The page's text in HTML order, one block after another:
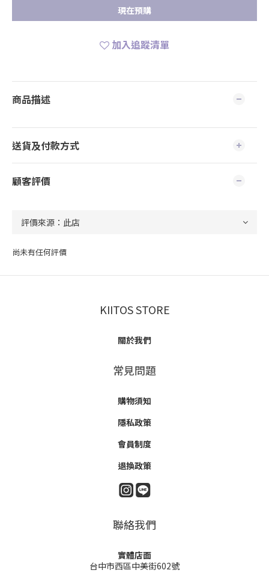
現在預購
加入追蹤清單
商品描述
送貨及付款方式
顧客評價
尚未有任何評價
KIITOS STORE
關於我們
常見問題
購物須知
隱私政策
會員制度
退換政策
聯絡我們
實體店面
台中市西區中美街602號